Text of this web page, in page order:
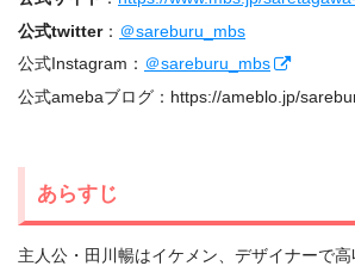
公式twitter： ＠sareburu_mbs
公式Instagram： ＠sareburu_mbs
公式amebaブログ：https://ameblo.jp/
あらすじ
主人公・田川暢はイケメン、デザイナーで